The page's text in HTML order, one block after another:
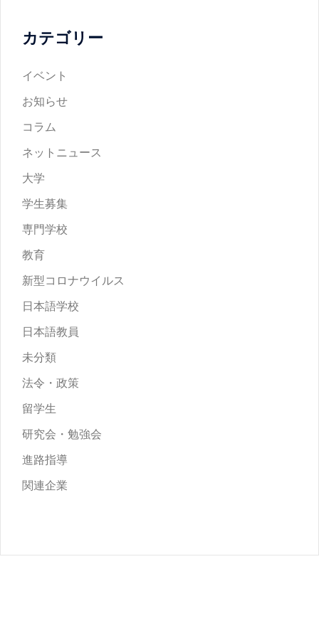
カテゴリー
イベント
お知らせ
コラム
ネットニュース
大学
学生募集
専門学校
教育
新型コロナウイルス
日本語学校
日本語教員
未分類
法令・政策
留学生
研究会・勉強会
進路指導
関連企業